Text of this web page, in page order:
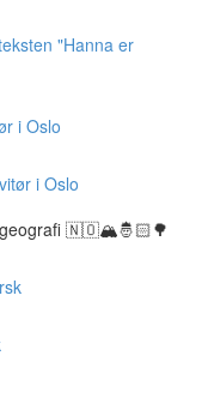
"Hanna er
i Oslo
i Oslo
geografi 🇳🇴🏔🤴🏻🌳